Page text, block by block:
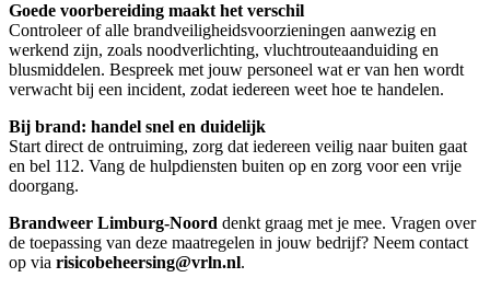
Goede voorbereiding maakt het verschil
Controleer of alle brandveiligheidsvoorzieningen aanwezig en
werkend zijn, zoals noodverlichting, vluchtrouteaanduiding en
blusmiddelen. Bespreek met jouw personeel wat er van hen wordt
verwacht bij een incident, zodat iedereen weet hoe te handelen.
Bij brand: handel snel en duidelijk
Start direct de ontruiming, zorg dat iedereen veilig naar buiten gaat
en bel 112. Vang de hulpdiensten buiten op en zorg voor een vrije
doorgang.
Brandweer Limburg-Noord denkt graag met je mee. Vragen over
de toepassing van deze maatregelen in jouw bedrijf? Neem contact
op via risicobeheersing@vrln.nl.